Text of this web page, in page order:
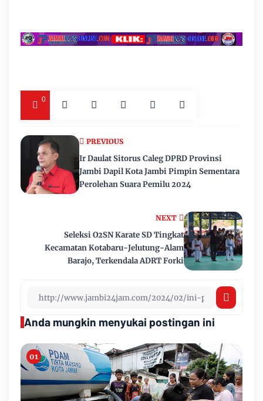
0
NEXT
Seleksi O2SN Karate SD Tingkat
Kecamatan Kotabaru-Jelutung-Alam
Barajo, Terkendala ADRT Forki
PREVIOUS
Ir Daulat Sitorus Caleg DPRD Provinsi
Jambi Dapil Kota Jambi Pimpin Sementara
Perolehan Suara Pemilu 2024
Anda mungkin menyukai postingan ini